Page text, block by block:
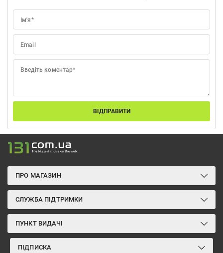
Ім'я*
Email
Введіть коментар*
ВІДПРАВИТИ
ПРО МАГАЗИН
СЛУЖБА ПІДТРИМКИ
ПУНКТ ВИДАЧІ
ПІДПИСКА